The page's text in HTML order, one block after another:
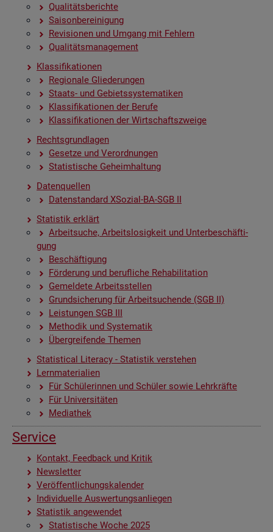
Qua­li­täts­be­rich­te
Sai­son­be­rei­ni­gung
Re­vi­sio­nen und Um­gang mit Feh­lern
Qua­li­täts­ma­nage­ment
Klas­si­fi­ka­tio­nen
Re­gio­na­le Glie­de­run­gen
Staats- und Ge­biets­sys­te­ma­ti­ken
Klas­si­fi­ka­tio­nen der Be­ru­fe
Klas­si­fi­ka­tio­nen der Wirt­schafts­zwei­ge
Rechts­grund­la­gen
Ge­set­ze und Ver­ord­nun­gen
Sta­tis­ti­sche Ge­heim­hal­tung
Da­ten­quel­len
Da­ten­stan­dard XSo­zi­al-BA-SGB II
Sta­tis­tik er­klärt
Ar­beit­su­che, Ar­beits­lo­sig­keit und Un­ter­be­schäf­ti­
gung
Be­schäf­ti­gung
För­de­rung und be­ruf­li­che Re­ha­bi­li­ta­ti­on
Ge­mel­de­te Ar­beits­stel­len
Grund­si­che­rung für Ar­beit­su­chen­de (SGB II)
Leis­tun­gen SGB III
Me­tho­dik und Sys­te­ma­tik
Über­grei­fen­de The­men
Sta­ti­s­ti­cal Li­te­r­acy - Sta­tis­tik ver­ste­hen
Lern­ma­te­ria­li­en
Für Schü­le­rin­nen und Schü­ler sowie Lehr­kräf­te
Für Uni­ver­si­tä­ten
Me­dia­thek
Ser­vice
Kon­takt, Feed­back und Kri­tik
News­let­ter
Ver­öf­fent­li­chungs­ka­len­der
In­di­vi­du­el­le Aus­wer­tungs­an­lie­gen
Sta­tis­tik an­ge­wen­det
Sta­tis­ti­sche Woche 2025